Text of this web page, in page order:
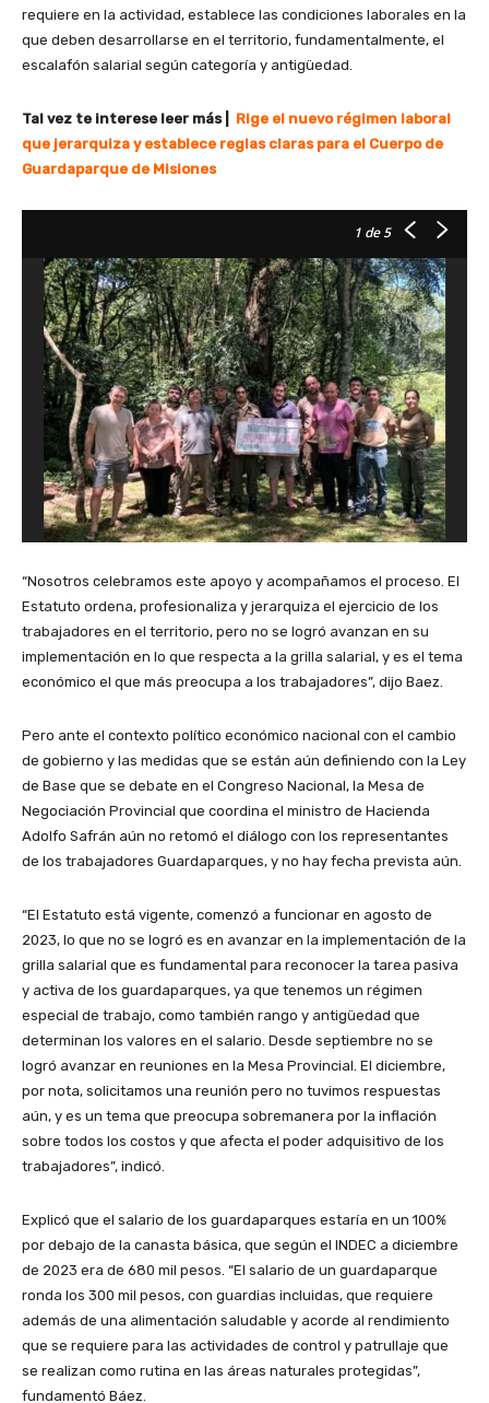
requiere en la actividad, establece las condiciones laborales en la
que deben desarrollarse en el territorio, fundamentalmente, el
escalafón salarial según categoría y antigüedad.
Tal vez te interese leer más | Rige el nuevo régimen laboral
que jerarquiza y establece reglas claras para el Cuerpo de
Guardaparque de Misiones
1 de 5
“Nosotros celebramos este apoyo y acompañamos el proceso. El
Estatuto ordena, profesionaliza y jerarquiza el ejercicio de los
trabajadores en el territorio, pero no se logró avanzan en su
implementación en lo que respecta a la grilla salarial, y es el tema
económico el que más preocupa a los trabajadores”, dijo Baez.
Pero ante el contexto político económico nacional con el cambio
de gobierno y las medidas que se están aún definiendo con la Ley
de Base que se debate en el Congreso Nacional, la Mesa de
Negociación Provincial que coordina el ministro de Hacienda
Adolfo Safrán aún no retomó el diálogo con los representantes
de los trabajadores Guardaparques, y no hay fecha prevista aún.
“El Estatuto está vigente, comenzó a funcionar en agosto de
2023, lo que no se logró es en avanzar en la implementación de la
grilla salarial que es fundamental para reconocer la tarea pasiva
y activa de los guardaparques, ya que tenemos un régimen
especial de trabajo, como también rango y antigüedad que
determinan los valores en el salario. Desde septiembre no se
logró avanzar en reuniones en la Mesa Provincial. El diciembre,
por nota, solicitamos una reunión pero no tuvimos respuestas
aún, y es un tema que preocupa sobremanera por la inflación
sobre todos los costos y que afecta el poder adquisitivo de los
trabajadores”, indicó.
Explicó que el salario de los guardaparques estaría en un 100%
por debajo de la canasta básica, que según el INDEC a diciembre
de 2023 era de 680 mil pesos. “El salario de un guardaparque
ronda los 300 mil pesos, con guardias incluidas, que requiere
además de una alimentación saludable y acorde al rendimiento
que se requiere para las actividades de control y patrullaje que
se realizan como rutina en las áreas naturales protegidas”,
fundamentó Báez.